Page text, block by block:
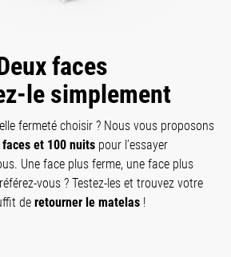
faces
le simplement
fermeté choisir ? Nous vous proposons
faces et 100 nuits pour l’essayer
Une face plus ferme, une face plus
vous ? Testez-les et trouvez votre
de retourner le matelas !